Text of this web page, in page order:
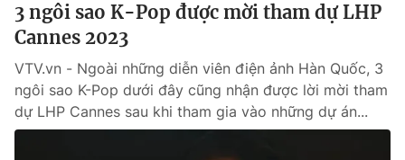
3 ngôi sao K-Pop được mời tham dự LHP
Cannes 2023
VTV.vn - Ngoài những diễn viên điện ảnh Hàn Quốc, 3
ngôi sao K-Pop dưới đây cũng nhận được lời mời tham
dự LHP Cannes sau khi tham gia vào những dự án...